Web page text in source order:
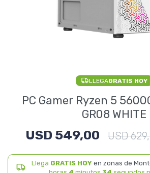
LLEGAGRATIS HOY
PC Gamer Ryzen 5
GR08 WHITE
USD 549,00 USD
Llega GRATIS HOYen zonas de
Electrodomésticos
Pequeños
Hogar y Jardín